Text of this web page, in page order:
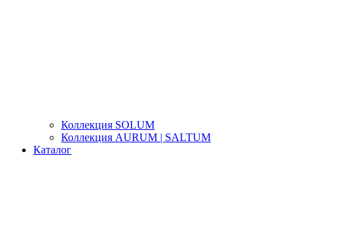
Коллекция SOLUM
Коллекция AURUM | SALTUM
Каталог